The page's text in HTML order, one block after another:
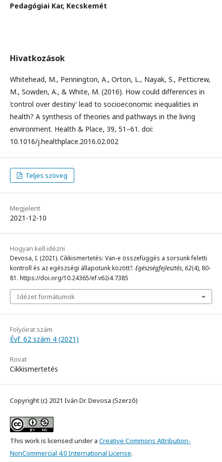
Pedagógiai Kar, Kecskemét
Hivatkozások
Whitehead, M., Pennington, A., Orton, L., Nayak, S., Petticrew,
M., Sowden, A., & White, M. (2016). How could differences in
‘control over destiny’ lead to socioeconomic inequalities in
health? A synthesis of theories and pathways in the living
environment. Health & Place, 39, 51–61. doi:
10.1016/j.healthplace.2016.02.002
Teljes szöveg
Megjelent
2021-12-10
Hogyan kell idézni
Devosa, I. (2021). Cikkismertetés: Van-e összefüggés a sorsunk feletti
kontroll és az egészségi állapotunk között?. Egészségfejlesztés,62(4), 80-
81. https://doi.org/10.24365/ef.v62i4.7385
Idézet formátumok
Folyóirat szám
Évf. 62 szám 4 (2021)
Rovat
Cikkismertetés
Copyright (c) 2021 Iván Dr. Devosa (Szerző)
This work is licensed under a Creative Commons Attribution-
NonCommercial 4.0 International License.